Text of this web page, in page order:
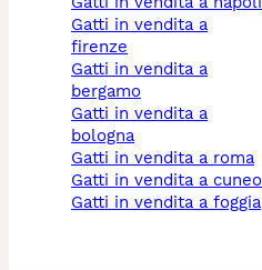
gatti in vendita a
firenze
gatti in vendita a
bergamo
gatti in vendita a
bologna
gatti in vendita a roma
gatti in vendita a cuneo
gatti in vendita a foggia